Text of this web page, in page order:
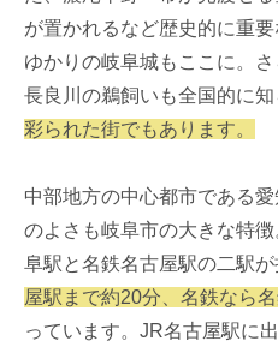
が置かれるなど歴史的に重
ゆかりの岐阜城もここに。
長良川の鵜飼いも全国的に知
彩られた街でもあります。
中部地方の中心都市である
のよさも岐阜市の大きな特
阜駅と名鉄名古屋駅の二駅が
屋駅まで約20分、名鉄なら
っています。JR名古屋駅に